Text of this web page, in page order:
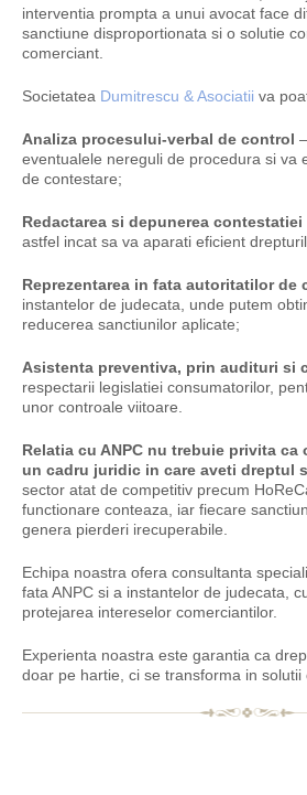
interventia prompta a unui avocat face
sanctiune disproportionata si o solutie
comerciant.
Societatea Dumitrescu & Asociatii va
Analiza procesului-verbal de control
eventualele nereguli de procedura si va
de contestare;
Redactarea si depunerea
astfel incat sa va aparati eficient
Reprezentarea in fata autoritatilor de
instantelor de judecata, unde putem
reducerea sanctiunilor aplicate;
Asistenta preventiva, prin audituri si
respectarii legislatiei consumatorilor,
unor controale viitoare.
Relatia cu ANPC nu trebuie privita
un cadru juridic in care aveti dreptul
sector atat de competitiv precum
functionare conteaza, iar fiecare
genera pierderi irecuperabile.
Echipa noastra ofera consultanta
fata ANPC si a instantelor de judecata,
protejarea intereselor comerciantilor.
Experienta noastra este garantia ca
doar pe hartie, ci se transforma in solutii